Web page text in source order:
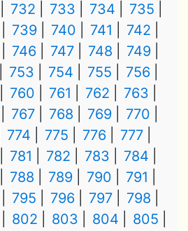
732 733 734
735
739 740 741
742
746 747 748
749
753 754 755
756
760 761 762
763
767 768 769
770
774 775 776
777
781 782 783
784
788 789 790
791
795 796 797
798
802 803 804
805